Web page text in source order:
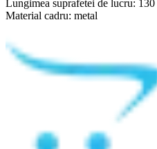
Lungimea suprafetei de lucru: 130
Material cadru: metal